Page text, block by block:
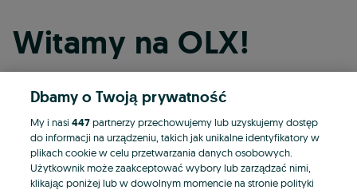
Witamy na OLX!
Kontynuuj przez Facebooka
Kontynuuj przez konto Apple
Dbamy o Twoją prywatność
My i nasi447partnerzy przechowujemy lub uzyskujemy dostęp
do informacji na urządzeniu, takich jak unikalne identyfikatory w
plikach cookie w celu przetwarzania danych osobowych.
Użytkownik może zaakceptować wybory lub zarządzać nimi,
klikając poniżej lub w dowolnym momencie na stronie polityki